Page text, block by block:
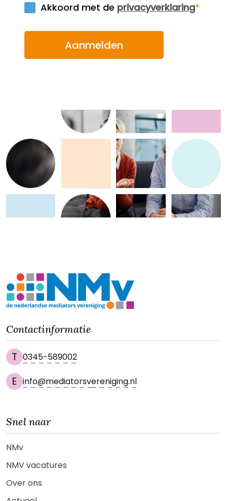
Contactinformatie
T 0345-589002
E info@mediatorsvereniging.nl
Snel naar
NMv
NMV vacatures
Over ons